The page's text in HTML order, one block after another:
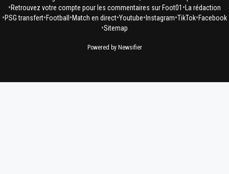
•Retrouvez votre compte pour les commentaires sur Foot01 • La rédaction
•PSG transfert•Football •Match en direct•Youtube• Instagram•TikTok•Facebook
•Sitemap
Powered by Newsifier